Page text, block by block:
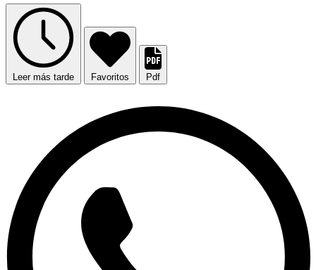
Leer más tarde Favoritos Pdf